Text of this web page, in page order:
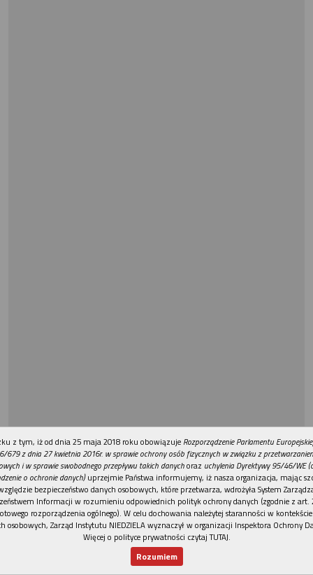
REKLAMA
z tym, iż od dnia 25 maja 2018 roku obowiązuje Rozporządzenie Parlamentu
679 z dnia 27 kwietnia 2016r. w sprawie ochrony osób fizycznych w związku z
i w sprawie swobodnego przepływu takich danychoraz uchylenia Dyrektywy 95/46/WE
o ochronie danych)uprzejmie Państwa informujemy, iż nasza organizacja, mając
bezpieczeństwo danych osobowych, które przetwarza, wdrożyła System
Informacji w rozumieniu odpowiednich polityk ochrony danych (zgodnie z art.
rozporządzenia ogólnego). W celu dochowania należytej staranności w
osobowych, Zarząd Instytutu NIEDZIELA wyznaczył w organizacji Inspektora Ochrony
Więcej o polityce prywatności czytaj TUTAJ.
Rozumiem